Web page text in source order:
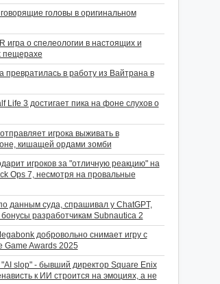
головы в оригинальном
игра о спелеологии в настоящих и
превратилась в работу из Вайтрана в
Life 3 достигает пика на фоне слухов о
игрока выживать в
кишащей ордами зомби
игроков за "отличную реакцию" на
Ops 7, несмотря на провальные
данным суда, спрашивал у ChatGPT,
бонусы разработчикам Subnautica 2
добровольно снимает игру с
Game Awards 2025
slop" - бывший директор Square Enix
к ИИ строится на эмоциях, а не